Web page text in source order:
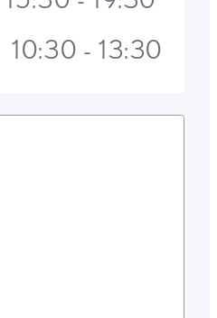
10:30 - 13:30